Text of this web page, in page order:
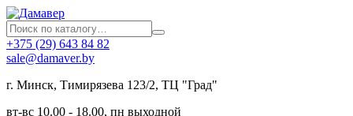
+375 (29) 643 84 82
sale@damaver.by
г. Минск, Тимирязева 123/2, ТЦ "Град"
вт-вс 10.00 - 18.00, пн выходной